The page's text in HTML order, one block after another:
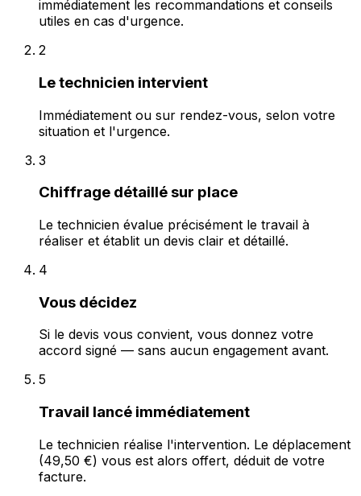
immédiatement les recommandations et conseils
utiles en cas d'urgence.
2
Le technicien intervient
Immédiatement ou sur rendez-vous, selon votre
situation et l'urgence.
3
Chiffrage détaillé sur place
Le technicien évalue précisément le travail à
réaliser et établit un devis clair et détaillé.
4
Vous décidez
Si le devis vous convient, vous donnez votre
accord signé — sans aucun engagement avant.
5
Travail lancé immédiatement
Le technicien réalise l'intervention. Le déplacement
(49,50 €) vous est alors offert, déduit de votre
facture.